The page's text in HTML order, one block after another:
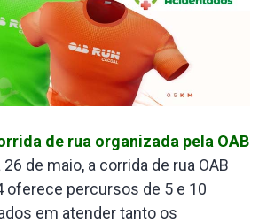
de rua organizada pela OAB
de maio, a corrida de rua OAB
oferece percursos de 5 e 10
em atender tanto os